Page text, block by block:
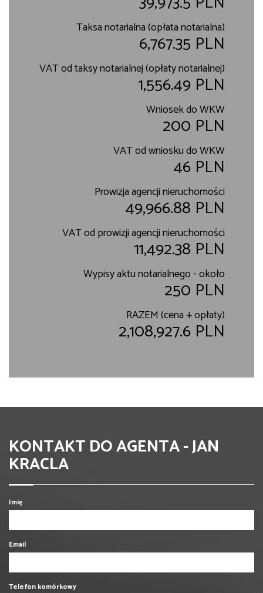
Taksa notarialna (opłata notarialna)
6,767.35 PLN
VAT od taksy notarialnej (opłaty notarialnej)
1,556.49 PLN
Wniosek do WKW
200 PLN
VAT od wniosku do WKW
46 PLN
Prowizja agencji nieruchomości
49,966.88 PLN
VAT od prowizji agencji nieruchomości
11,492.38 PLN
Wypisy aktu notarialnego - około
250 PLN
RAZEM (cena + opłaty)
2,108,927.6 PLN
KONTAKT DO AGENTA - JAN
KRACLA
Imię
Email
Telefon komórkowy